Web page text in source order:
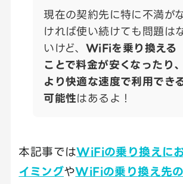
現在の契約先に特に不満が
ければ使い続けても問題は
いけど、 WiFiを乗り換える
ことで料金が安くなったり、
より快適な速度で利用でき
可能性はあるよ！
本記事ではWiFiの乗り換えに
イミングやWiFiの乗り換え先